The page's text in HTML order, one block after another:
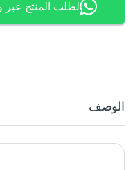
لطلب المنتج عبر
الوصف